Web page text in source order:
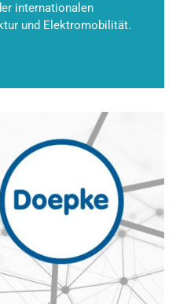
internationalen
und Elektromobilität.